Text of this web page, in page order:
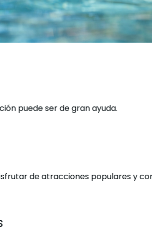
puede ser de gran ayuda.
de atracciones populares y